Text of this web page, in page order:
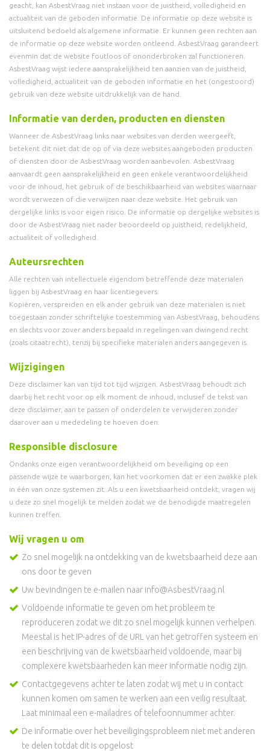
geacht, kan AsbestVraag niet instaan voor de juistheid, volledigheid en
actualiteit van de geboden informatie. De informatie op deze website is
uitsluitend bedoeld als algemene informatie. Er kunnen geen rechten aan
de informatie op deze website worden ontleend. AsbestVraag garandeert
evenmin dat de website foutloos of ononderbroken zal functioneren.
AsbestVraag wijst iedere aansprakelijkheid ten aanzien van de juistheid,
volledigheid, actualiteit van de geboden informatie en het (ongestoord)
gebruik van deze website uitdrukkelijk van de hand.
Informatie van derden, producten en diensten
Wanneer de AsbestVraag links naar websites van derden weergeeft,
betekent dit niet dat de op of via deze websites aangeboden producten
of diensten door de AsbestVraag worden aanbevolen. AsbestVraag
aanvaardt geen aansprakelijkheid en geen enkele verantwoordelijkheid
voor de inhoud, het gebruik of de beschikbaarheid van websites waarnaar
wordt verwezen of die verwijzen naar deze website. Het gebruik van
dergelijke links is voor eigen risico. De informatie op dergelijke websites is
door de AsbestVraag niet nader beoordeeld op juistheid, redelijkheid,
actualiteit of volledigheid.
Auteursrechten
Alle rechten van intellectuele eigendom betreffende deze materialen
liggen bij AsbestVraag en haar licentiegevers.
Kopiëren, verspreiden en elk ander gebruik van deze materialen is niet
toegestaan zonder schriftelijke toestemming van AsbestVraag, behoudens
en slechts voor zover anders bepaald in regelingen van dwingend recht
(zoals citaatrecht), tenzij bij specifieke materialen anders aangegeven is.
Wijzigingen
Deze disclaimer kan van tijd tot tijd wijzigen. AsbestVraag behoudt zich
daarbij het recht voor op elk moment de inhoud, inclusief de tekst van
deze disclaimer, aan te passen of onderdelen te verwijderen zonder
daarover aan u mededeling te hoeven doen.
Responsible disclosure
Ondanks onze eigen verantwoordelijkheid om beveiliging op een
passende wijze te waarborgen, kan het voorkomen dat er een zwakke plek
in één van onze systemen zit. Als u een kwetsbaarheid ontdekt, vragen wij
u deze zo snel mogelijk te melden zodat we de benodigde maatregelen
kunnen treffen.
Wij vragen u om
Zo snel mogelijk na ontdekking van de kwetsbaarheid deze aan
ons door te geven
Uw bevindingen te e-mailen naar info@AsbestVraag.nl
Voldoende informatie te geven om het probleem te
reproduceren zodat we dit zo snel mogelijk kunnen verhelpen.
Meestal is het IP-adres of de URL van het getroffen systeem en
een beschrijving van de kwetsbaarheid voldoende, maar bij
complexere kwetsbaarheden kan meer informatie nodig zijn.
Contactgegevens achter te laten zodat wij met u in contact
kunnen komen om samen te werken aan een veilig resultaat.
Laat minimaal een e-mailadres of telefoonnummer achter.
De informatie over het beveiligingsprobleem niet met anderen
te delen totdat dit is opgelost